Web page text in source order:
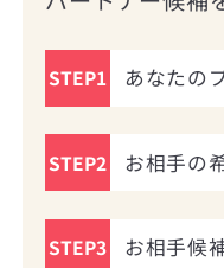
STEP1 あなたの
STEP2 お相手の
STEP3 お相手候